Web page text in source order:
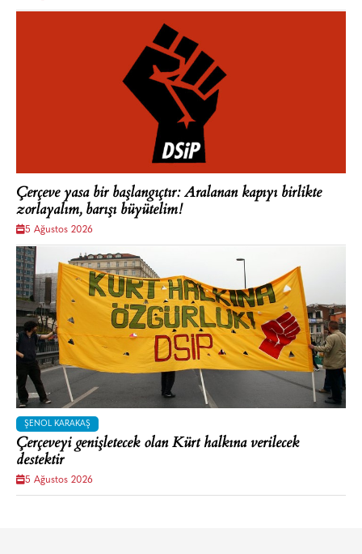
Çerçeve yasa bir başlangıçtır: Aralanan kapıyı birlikte
zorlayalım, barışı büyütelim!
5 Ağustos 2026
ŞENOL KARAKAŞ
Çerçeveyi genişletecek olan Kürt halkına verilecek
destektir
5 Ağustos 2026